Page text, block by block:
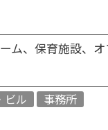
ム、保育施設、
ビル
事務所